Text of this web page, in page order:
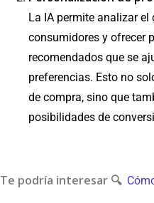
La IA permite analizar
consumidores y ofrecer
recomendados que se
preferencias. Esto no
de compra, sino que
posibilidades de
Te podría interesar 🔍